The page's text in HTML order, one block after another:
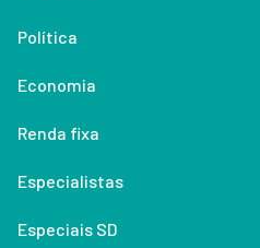
Política
Economia
Renda fixa
Especialistas
Especiais SD